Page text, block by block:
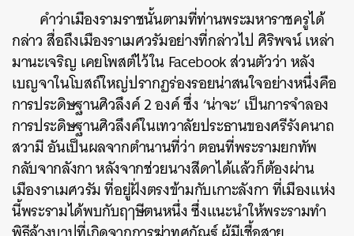
คำว่าเมืองรามราชนั้นตามที่ท่านพระมหาราชครูได้
กล่าว สื่อถึงเมืองราเมศวรัมอย่างที่กล่าวไป ศิริพจน์ เหล่า
มานะเจริญ เคยโพสต์ไว้ใน Facebook ส่วนตัวว่า หลัง
เบญจาในโบสถ์ใหญ่ปรากฏร่องรอยน่าสนใจอย่างหนึ่งคือ
การประดิษฐานศิวลึงค์ 2 องค์ ซึ่ง ‘น่าจะ’ เป็นการจำลอง
การประดิษฐานศิวลึงค์ในเทวาลัยประธานของศรีรังคนาถ
สวามี อันเป็นผลจากตำนานที่ว่า ตอนที่พระรามยกทัพ
กลับจากลังกา หลังจากช่วยนางสีดาได้แล้วก็ต้องผ่าน
เมืองราเมศวรัม ที่อยู่ฝั่งตรงข้ามกับเกาะลังกา ที่เมืองแห่ง
นี้พระรามได้พบกับฤๅษีตนหนึ่ง ซึ่งแนะนำให้พระรามทำ